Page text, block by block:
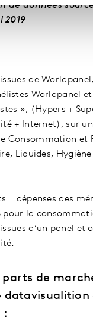
de données
2019
de
Worldpanel
», (Hypers +
+ Internet), sur
Consommation et
Liquides,
= dépenses des
pour la
d’un panel et
parts de
datavisualition
: